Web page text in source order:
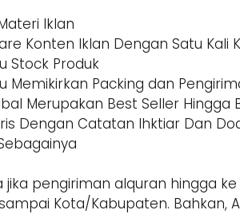
Iklan
Konten Iklan Dengan Satu Kali
Stock Produk
Memikirkan Packing dan
Merupakan Best Seller Hingga
Dengan Catatan Ihktiar Dan
jika pengiriman alquran hingga
Kota/Kabupaten. Bahkan,